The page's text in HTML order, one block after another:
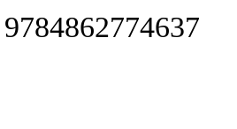
9784862774637